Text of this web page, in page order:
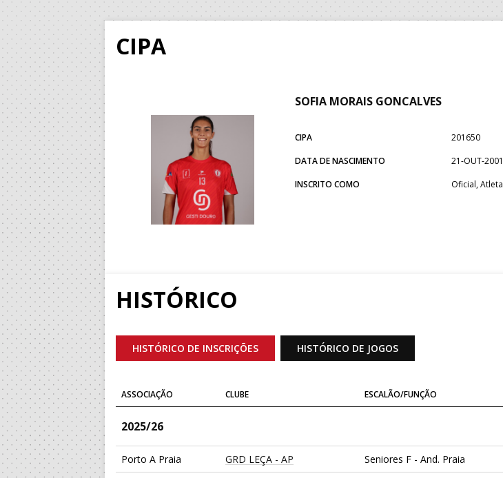
CIPA
SOFIA MORAIS GONCALVES
CIPA
201650
DATA DE NASCIMENTO
21-OUT-2001
INSCRITO COMO
Oficial, Atleta
HISTÓRICO
HISTÓRICO DE INSCRIÇÕES HISTÓRICO DE JOGOS
ASSOCIAÇÃO CLUBE ESCALÃO/FUNÇÃO
2025/26
Porto A Praia GRD LEÇA - AP Seniores F - And. Praia